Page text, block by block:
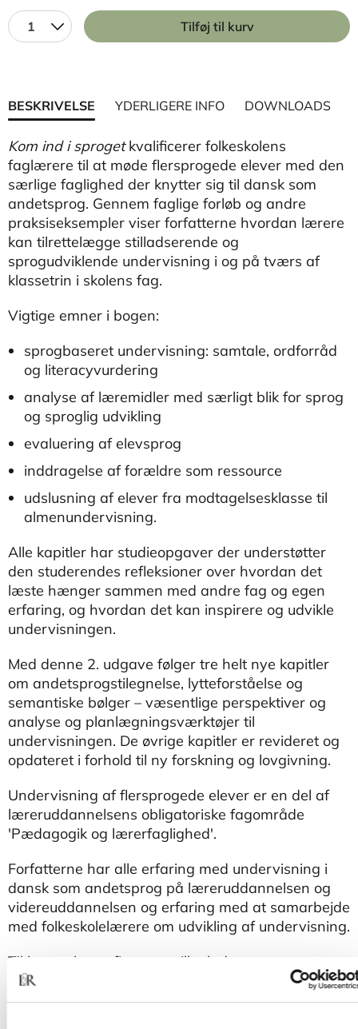
1 Tilføj til kurv
BESKRIVELSE YDERLIGERE INFO DOWNLOADS
Kom ind i sprogetkvalificerer folkeskolens
faglærere til at møde flersprogede elever med den
særlige faglighed der knytter sig til dansk som
andetsprog. Gennem faglige forløb og andre
praksiseksempler viser forfatterne hvordan lærere
kan tilrettelægge stilladserende og
sprogudviklende undervisning i og på tværs af
klassetrin i skolens fag.
Vigtige emner i bogen:
sprogbaseret undervisning: samtale, ordforråd
og literacyvurdering
analyse af læremidler med særligt blik for sprog
og sproglig udvikling
evaluering af elevsprog
inddragelse af forældre som ressource
udslusning af elever fra modtagelsesklasse til
almenundervisning.
Alle kapitler har studieopgaver der understøtter
den studerendes refleksioner over hvordan det
læste hænger sammen med andre fag og egen
erfaring, og hvordan det kan inspirere og udvikle
undervisningen.
Med denne 2. udgave følger tre helt nye kapitler
om andetsprogstilegnelse, lytteforståelse og
semantiske bølger – væsentlige perspektiver og
analyse og planlægningsværktøjer til
undervisningen. De øvrige kapitler er revideret og
opdateret i forhold til ny forskning og lovgivning.
Undervisning af flersprogede elever er en del af
læreruddannelsens obligatoriske fagområde
'Pædagogik og lærerfaglighed'.
Forfatterne har alle erfaring med undervisning i
dansk som andetsprog på læreruddannelsen og
videreuddannelsen og erfaring med at samarbejde
med folkeskolelærere om udvikling af undervisning.
Til bogen hører figurer, spilleplade og
spørgsmålskort, der alle kan downloades i PDF-
format under fanen "Downloads" på siden her.